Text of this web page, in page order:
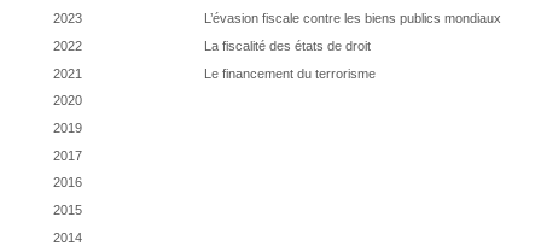
2023
2022
2021
2020
2019
2017
2016
2015
2014
L’évasion fiscale contre les biens publics mondiaux
La fiscalité des états de droit
Le financement du terrorisme